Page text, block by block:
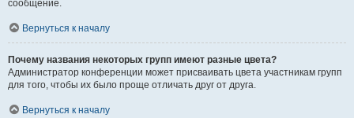
сообщение.
Вернуться к началу
Почему названия некоторых групп имеют разные цвета?
Администратор конференции может присваивать цвета участникам групп
для того, чтобы их было проще отличать друг от друга.
Вернуться к началу